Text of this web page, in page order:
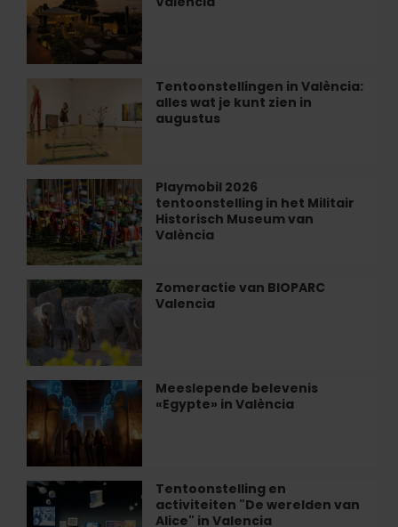
Roig
Arena
in
Hotel
Las
Arenas
in
Valencia
Tentoonstellingen in València:
alles wat je kunt zien in
augustus
Tentoonstellingen
in
València:
alles
wat
je
kunt
zien
in
augustus
Playmobil 2026
tentoonstelling in het Militair
Historisch Museum van
València
Playmobil
2026
tentoonstelling
in
het
Militair
Historisch
Museum
van
València
Zomeractie van BIOPARC
Valencia
Zomeractie
van
BIOPARC
Valencia
Meeslepende belevenis
«Egypte» in València
Meeslepende
belevenis
«Egypte»
in
València
Tentoonstelling en
activiteiten "De werelden van
Alice" in Valencia
Tentoonstelling
en